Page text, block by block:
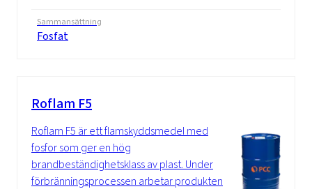
Sammansättning
Fosfat
Roflam F5
Roflam F5 är ett flamskyddsmedel med
fosfor som ger en hög
brandbeständighetsklass av plast. Under
förbränningsprocessen arbetar produkten